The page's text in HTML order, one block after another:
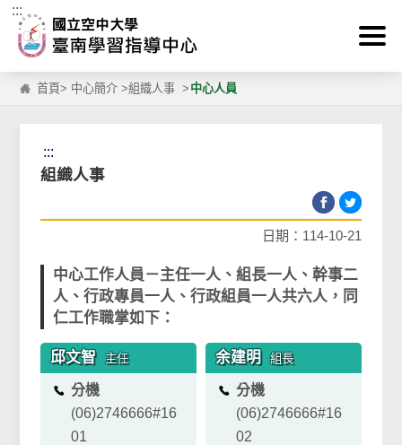
跳到主要內容區塊
:::
首頁> 中心簡介 >組織人事 > 中心人員
:::
組織人事
日期：114-10-21
中心工作人員－主任一人、組長一人、幹事二
人、行政專員一人、行政組員一人共六人，同
仁工作職掌如下：
邱文智 主任
分機
(06)2746666#16
01
余建明 組長
分機
(06)2746666#16
02